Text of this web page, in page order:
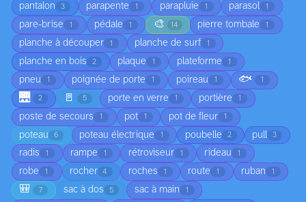
pantalon 3 parapente 1 parapluie 1 parasol 1
pare-brise 1 pédale 1 🎨 14 pierre tombale 1
planche à découper 1 planche de surf 1
planche en bois 2 plaque 1 plateforme 1
pneu 1 poignée de porte 1 poireau 1 🐟 1
🌉 2 🚪 5 porte en verre 1 portière 1
poste de secours 1 pot 1 pot de fleur 1
poteau 6 poteau électrique 1 poubelle 2 pull 3
radis 1 rampe 1 rétroviseur 1 rideau 1
robe 1 rocher 4 roches 1 route 1 ruban 1
🎒 7 sac à dos 5 sac à main 1